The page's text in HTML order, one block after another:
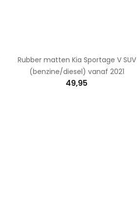
Rubber matten Kia Sportage V SUV
(benzine/diesel) vanaf 2021
49,95